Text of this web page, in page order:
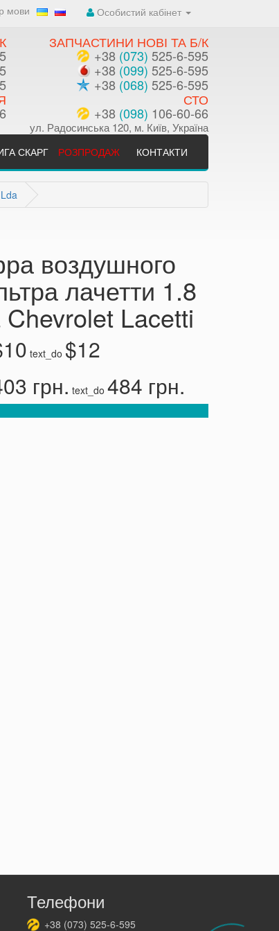
мови Особистий кабінет
ЗАПЧАСТИНИ НОВІ ТА Б/К
+38 (073) 525-6-595
+38 (099) 525-6-595
+38 (068) 525-6-595
СТО
+38 (098) 106-60-66
ул. Радосинська 120, м. Київ, Україна
СКАРГ РОЗПРОДАЖ КОНТАКТИ
воздушного
лачетти 1.8
Chevrolet Lacetti
text_do $12
грн. text_do 484 грн.
Телефони
+38 (073) 525-6-595